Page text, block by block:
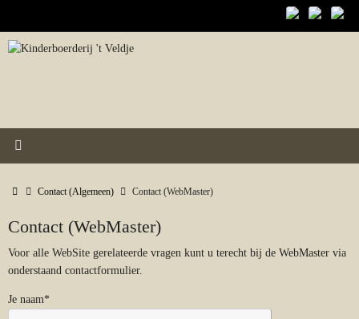
de
HomeContact (Algemeen) Contact (WebMaster)
Contact (WebMaster)
Voor alle WebSite gerelateerde vragen kunt u terecht bij de WebMaster via
onderstaand contactformulier.
Je naam*